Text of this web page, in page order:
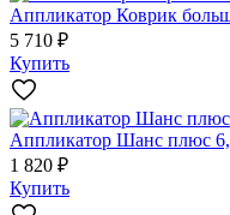
Аппликатор Коврик
5 710 ₽
Купить
Аппликатор Шанс плюс
1 820 ₽
Купить